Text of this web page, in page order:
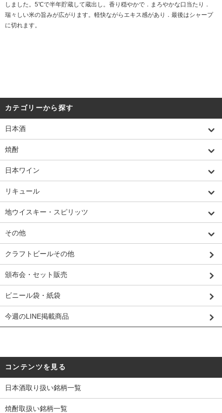
しました。5℃で半年貯蔵して蔵出し。香り穏やかで．まろやかな口当たり．
瑞々しい米の旨みが広がります。軽快ながらエキス感があり．最後はシャープ
に切れます。
カテゴリーから探す
日本酒
焼酎
日本ワイン
リキュール
地ウイスキー・スピリッツ
その他
クラフトビールその他
頒布会・セット販売
ビニール袋・紙袋
今週のLINE掲載商品
コンテンツを見る
日本酒取り扱い銘柄一覧
焼酎取扱い銘柄一覧